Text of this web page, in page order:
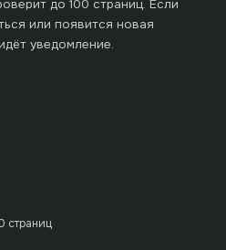
до 100 страниц. Если
или появится новая
уведомление.
страниц